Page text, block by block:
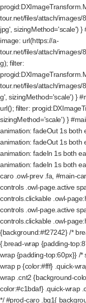
tour.net/files/attach/
jpg', sizingMethod='scale')
image: url(https://a-
tour.net/files/attach/
g); filter:
tour.net/files/attach/
g', sizingMethod='scale') }
url(); filter:
sizingMethod='scale') }
animation: fadeOut 1s both
animation: fadeOut 1s both
animation: fadeIn 1s both
animation: fadeIn 1s both
caro .owl-prev .fa, #main-
controls .owl-page.active
controls.clickable .owl-
controls .owl-page.active
controls.clickable .owl-
{background:#f27242} /*
{.bread-wrap {padding-
wrap {padding-top:60px}} /*
wrap p {color:#fff} .quick-
wrap .cnt2 {background-
color:#c1bdaf} .quick-wrap
*/ #prod-caro .bg1{